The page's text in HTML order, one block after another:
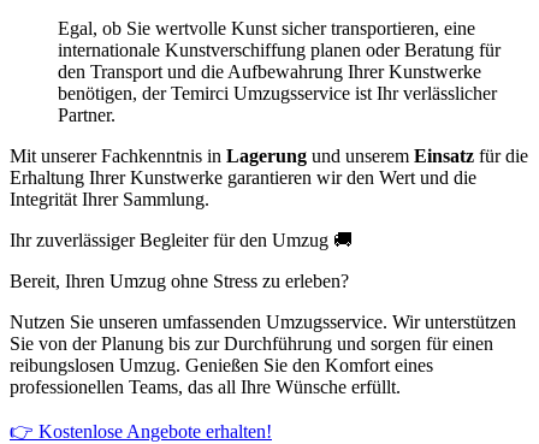
Egal, ob Sie wertvolle Kunst sicher transportieren, eine
internationale Kunstverschiffung planen oder Beratung für
den Transport und die Aufbewahrung Ihrer Kunstwerke
benötigen, der Temirci Umzugsservice ist Ihr verlässlicher
Partner.
Mit unserer Fachkenntnis in Lagerung und unserem Einsatz für die
Erhaltung Ihrer Kunstwerke garantieren wir den Wert und die
Integrität Ihrer Sammlung.
Ihr zuverlässiger Begleiter für den Umzug 🚚
Bereit, Ihren Umzug ohne Stress zu erleben?
Nutzen Sie unseren umfassenden Umzugsservice. Wir unterstützen
Sie von der Planung bis zur Durchführung und sorgen für einen
reibungslosen Umzug. Genießen Sie den Komfort eines
professionellen Teams, das all Ihre Wünsche erfüllt.
👉 Kostenlose Angebote erhalten!